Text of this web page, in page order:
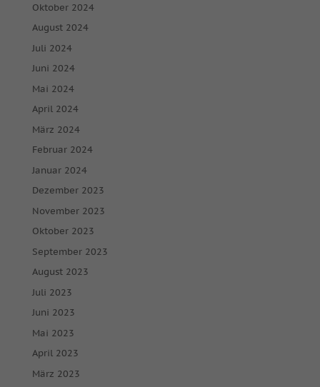
Oktober 2024
August 2024
Juli 2024
Juni 2024
Mai 2024
April 2024
März 2024
Februar 2024
Januar 2024
Dezember 2023
November 2023
Oktober 2023
September 2023
August 2023
Juli 2023
Juni 2023
Mai 2023
April 2023
März 2023